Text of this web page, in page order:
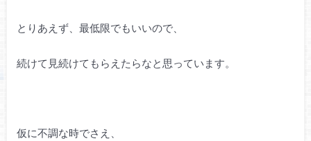
とりあえず、最低限でもいいので、
続けて見続けてもらえたらなと思っています。
仮に不調な時でさえ、